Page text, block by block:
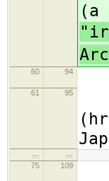
(a
60 94
61 95
…
…
75
109